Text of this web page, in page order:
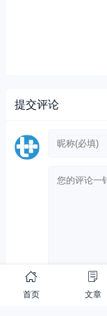
提交评论
首页 文章